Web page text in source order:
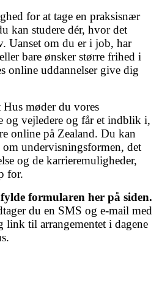
for at tage en praksisnær
kan studere dér, hvor det
Uanset om du er i job, har
bare ønsker større frihed i
online uddannelser give dig
møder du vores
og vejledere og får et indblik i,
online på Zealand. Du kan
om undervisningsformen, det
og de karrieremuligheder,
for.
formularen her på siden.
du en SMS og e-mail med
til arrangementet i dagene